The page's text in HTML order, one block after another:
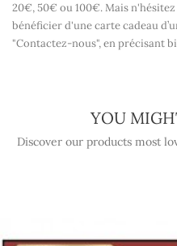
20€, 50€ ou 100€. Mais
bénéficier d'une carte cadeau
"Contactez-nous", en précisant
YOU
Discover our products most